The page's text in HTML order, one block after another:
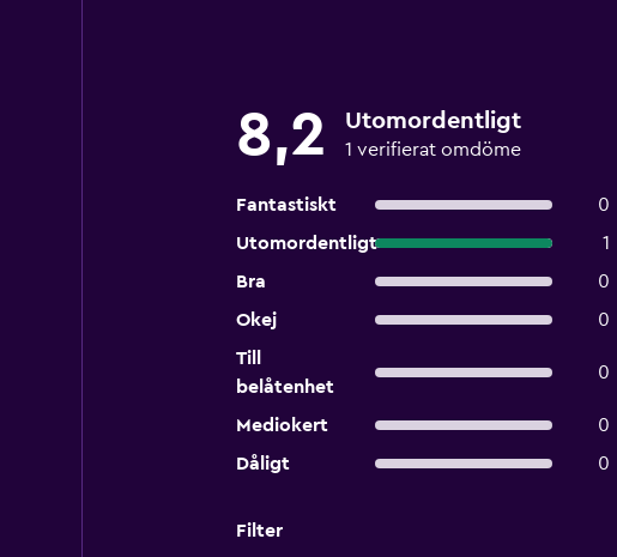
8,2 Utomordentligt
1 verifierat omdöme
Fantastiskt
0
Utomordentligt
1
Bra
0
Okej
0
Till
belåtenhet
0
Mediokert
0
Dåligt
0
Filter